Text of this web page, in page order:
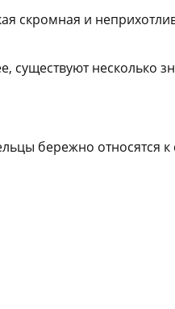
скромная и
существуют несколько
бережно относятся